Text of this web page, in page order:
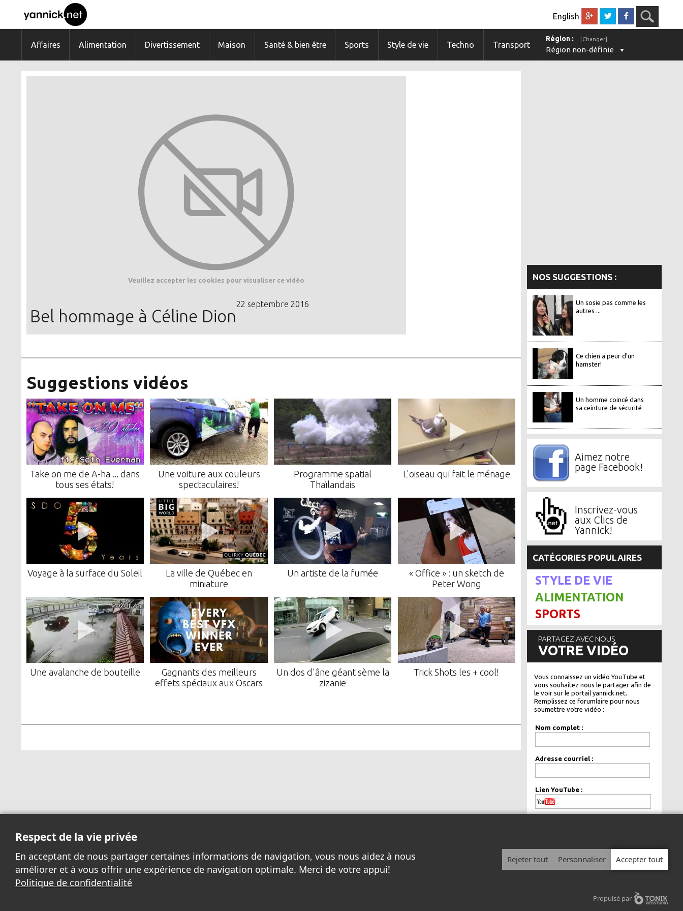
English
Affaires Alimentation Divertissement Maison Santé & bien être Sports Style de vie Techno Transport
Région : [Changer]
Région non-définie
Veuillez accepter les cookies pour visualiser ce vidéo
22 septembre 2016
Bel hommage à Céline Dion
Suggestions vidéos
Take on me de A-ha ... dans
tous ses états!
Une voiture aux couleurs
spectaculaires!
Programme spatial
Thaïlandais
L'oiseau qui fait le ménage
Voyage à la surface du Soleil
La ville de Québec en
miniature
Un artiste de la fumée
« Office » : un sketch de
Peter Wong
Une avalanche de bouteille
Gagnants des meilleurs
effets spéciaux aux Oscars
Un dos d'âne géant sème la
zizanie
Trick Shots les + cool!
NOS SUGGESTIONS :
Un sosie pas comme les
autres ...
Ce chien a peur d'un
hamster!
Un homme coincé dans
sa ceinture de sécurité
Aimez notre
page Facebook!
Inscrivez-vous
aux Clics de
Yannick!
CATÉGORIES POPULAIRES
STYLE DE VIE
ALIMENTATION
SPORTS
PARTAGEZ AVEC NOUS
VOTRE VIDÉO
Vous connaissez un vidéo YouTube et
vous souhaitez nous le partager afin de
le voir sur le portail yannick.net.
Remplissez ce forumlaire pour nous
soumettre votre vidéo :
Nom complet :
Adresse courriel :
Lien YouTube :
Respect de la vie privée
En acceptant de nous partager certaines informations de navigation, vous nous aidez à nous
améliorer et à vous offrir une expérience de navigation optimale. Merci de votre appui!
Politique de confidentialité
Rejeter tout Personnaliser Accepter tout
Propulsé par
Afficher votre publicité sur Yannick.net/Nous joindre